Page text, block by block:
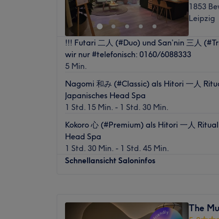
Wohlbefinden begleitet sie Dich auf
Entspannung und innerer Balance. Ihr
wohltuenden Massagen, entspannenden
und individuellen Wellness-Ritualen, die
gleichermaßen verwöhnen. Für Isabell
Mittelpunkt. Mit ihrer herzlichen Art und
eine besondere Auszeit zu ermöglichen,
Du abschalten, loslassen und neue Kraft
kannst.
Was uns an dem Salon gefällt:
Atmosphäre: Harmonisierend, wohltuend,
Expertise: Massagen, Headspa, Wellness-
Extras: Klimatisiert, kostenfreie Getränke,
Sonntag
Geschlossen
Willkommen bei You & Me Beauty – Ihrem
Herzen von Leipzig.
Schönheit beginnt mit Entspannung – und
You & Me Beauty ist Ihr Ort für Schönheit,
Wohlbefinden. Unsere Leidenschaft ist es,
vom Alltag zu schenken und Sie von Kopf
Unsere Schwerpunkte liegen in Head
Nageldesign und Luxury Wellness
für höchste Qualität, Entspannung und
Massagen. Jede Behandlung wird
Bedürfnisse abgestimmt, damit Sie sich
1853
Leipzig
!!! Futari 二人 (#Duo) und San’nin 三人
wir nur #telefonisch: 0160/6088333
5 Min.
Nagomi 和み (#Classic) als Hitori 一人
Japanisches Head Spa
1 Std. 15 Min. - 1 Std. 30 Min.
Kokoro 心 (#Premium) als Hitori 一人
Head Spa
1 Std. 30 Min. - 1 Std. 45 Min.
Schnellansicht Saloninfos
Mittwoch
10:00
20:15
The